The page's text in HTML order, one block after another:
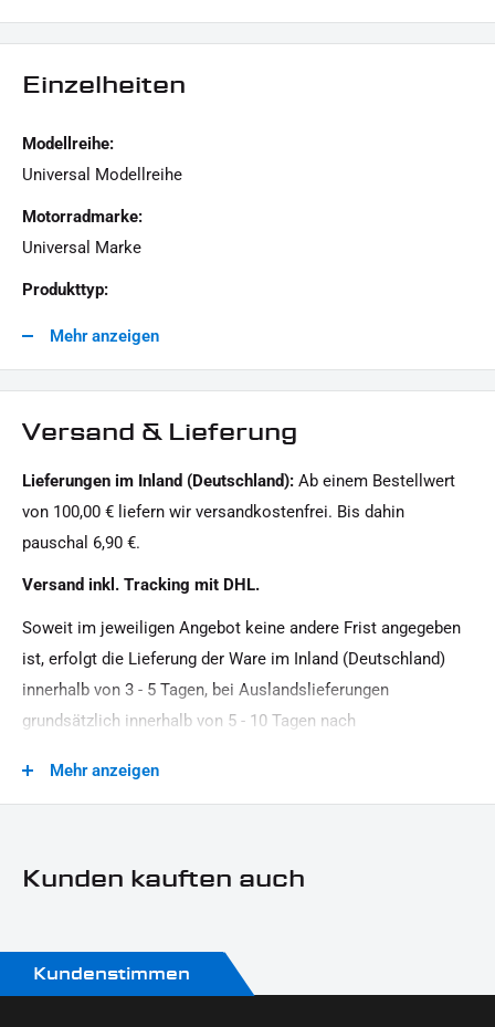
Einzelheiten
Modellreihe:
Universal Modellreihe
Motorradmarke:
Universal Marke
Produkttyp:
Mehr anzeigen
Versand & Lieferung
Lieferungen im Inland (Deutschland): Ab einem Bestellwert
von 100,00 € liefern wir versandkostenfrei. Bis dahin
pauschal 6,90 €.
Versand inkl. Tracking mit DHL.
Soweit im jeweiligen Angebot keine andere Frist angegeben
ist, erfolgt die Lieferung der Ware im Inland (Deutschland)
innerhalb von 3 - 5 Tagen, bei Auslandslieferungen
grundsätzlich innerhalb von 5 - 10 Tagen nach
Zeitpunkt Ihrer Zahlungsanweisung).Beachten Sie, dass an
Mehr anzeigen
Kunden kauften auch
Kundenstimmen